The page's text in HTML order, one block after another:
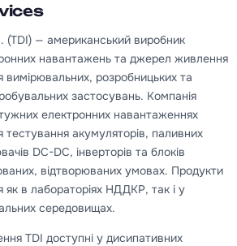
(TDI) — американський виробник
навантажень та джерел живлення
вимірювальних, розробницьких та
застосувань. Компанія
електронних навантаженнях
тестування акумуляторів, паливних
DC-DC, інверторів та блоків
відтворюваних умовах. Продукти
як в лабораторіях НДДКР, так і у
середовищах.
TDI доступні у дисипативних